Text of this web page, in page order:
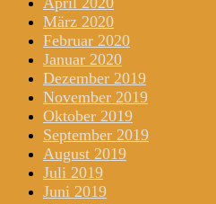
März 2020
Februar 2020
Januar 2020
Dezember 2019
November 2019
Oktober 2019
September 2019
August 2019
Juli 2019
Juni 2019